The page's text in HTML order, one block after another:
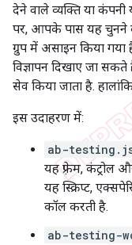
देने वाले व्यक्ति या कंपनी
पर, आपके पास यह चुनने
ग्रुप में असाइन किया
विज्ञापन दिखाए जा
सेव किया जाता है.
इस उदाहरण में:
ab-
यह फ़्रेम, कंट्रोल
यह स्क्रिप्ट,
कॉल करती है.
ab-testing-